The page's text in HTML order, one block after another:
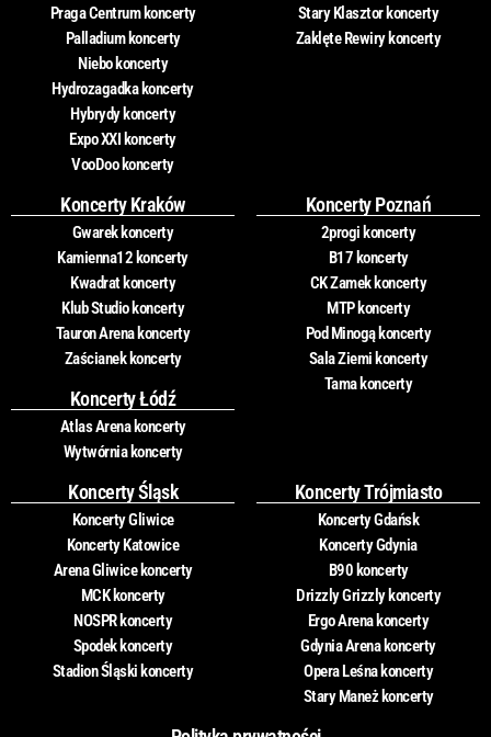
Praga Centrum koncerty
Palladium koncerty
Niebo koncerty
Hydrozagadka koncerty
Hybrydy koncerty
Expo XXI koncerty
VooDoo koncerty
Stary Klasztor koncerty
Zaklęte Rewiry koncerty
Koncerty Kraków
Gwarek koncerty
Kamienna12 koncerty
Kwadrat koncerty
Klub Studio koncerty
Tauron Arena koncerty
Zaścianek koncerty
Koncerty Łódź
Atlas Arena koncerty
Wytwórnia koncerty
Koncerty Poznań
2progi koncerty
B17 koncerty
CK Zamek koncerty
MTP koncerty
Pod Minogą koncerty
Sala Ziemi koncerty
Tama koncerty
Koncerty Śląsk
Koncerty Gliwice
Koncerty Katowice
Arena Gliwice koncerty
MCK koncerty
NOSPR koncerty
Spodek koncerty
Stadion Śląski koncerty
Koncerty Trójmiasto
Koncerty Gdańsk
Koncerty Gdynia
B90 koncerty
Drizzly Grizzly koncerty
Ergo Arena koncerty
Gdynia Arena koncerty
Opera Leśna koncerty
Stary Maneż koncerty